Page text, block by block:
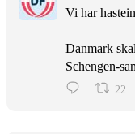
Vi har
Danmark
Schengen-
22